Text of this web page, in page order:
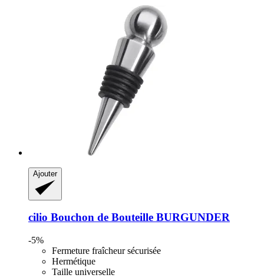
Ajouter
cilio Bouchon de Bouteille BURGUNDER
-5%
Fermeture fraîcheur sécurisée
Hermétique
Taille universelle